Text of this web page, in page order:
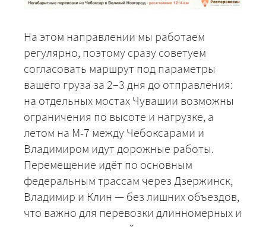
На этом направлении мы работаем
регулярно, поэтому сразу советуем
согласовать маршрут под параметры
вашего груза за 2–3 дня до отправления:
на отдельных мостах Чувашии возможны
ограничения по высоте и нагрузке, а
летом на М-7 между Чебоксарами и
Владимиром идут дорожные работы.
Перемещение идёт по основным
федеральным трассам через Дзержинск,
Владимир и Клин — без лишних объездов,
что важно для перевозки длинномерных и